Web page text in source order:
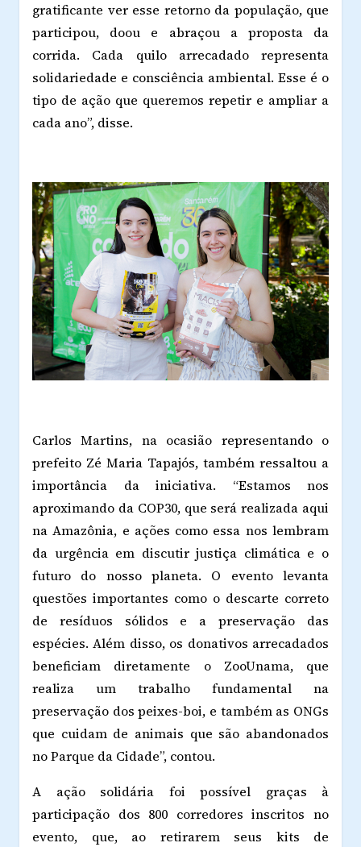
gratificante ver esse retorno da população, que
participou, doou e abraçou a proposta da
corrida. Cada quilo arrecadado representa
solidariedade e consciência ambiental. Esse é o
tipo de ação que queremos repetir e ampliar a
cada ano”, disse.
Carlos Martins, na ocasião representando o
prefeito Zé Maria Tapajós, também ressaltou a
importância da iniciativa. “Estamos nos
aproximando da COP30, que será realizada aqui
na Amazônia, e ações como essa nos lembram
da urgência em discutir justiça climática e o
futuro do nosso planeta. O evento levanta
questões importantes como o descarte correto
de resíduos sólidos e a preservação das
espécies. Além disso, os donativos arrecadados
beneficiam diretamente o ZooUnama, que
realiza um trabalho fundamental na
preservação dos peixes-boi, e também as ONGs
que cuidam de animais que são abandonados
no Parque da Cidade”, contou.
A ação solidária foi possível graças à
participação dos 800 corredores inscritos no
evento, que, ao retirarem seus kits de